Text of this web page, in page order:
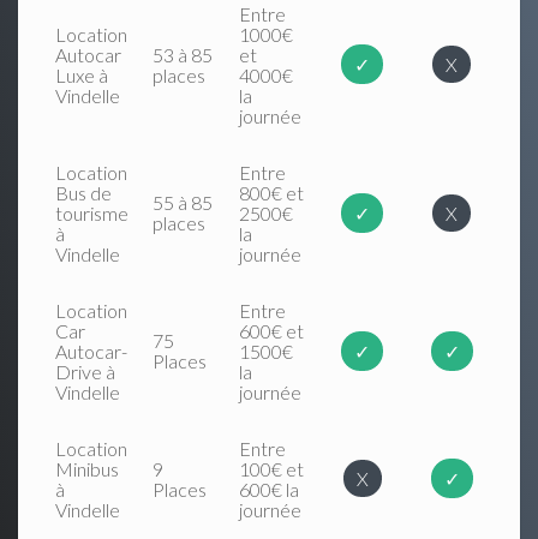
Location
Autocar
Luxe à
Vindelle
53 à 85
places
Entre
1000€
et
4000€
la
journée
✓ X
Location
Bus de
tourisme
à
Vindelle
55 à 85
places
Entre
800€ et
2500€
la
journée
✓ X
Location
Car
Autocar-
Drive à
Vindelle
75
Places
Entre
600€ et
1500€
la
journée
✓ ✓
Location
Minibus
à
Vindelle
9
Places
Entre
100€ et
600€ la
journée
X ✓